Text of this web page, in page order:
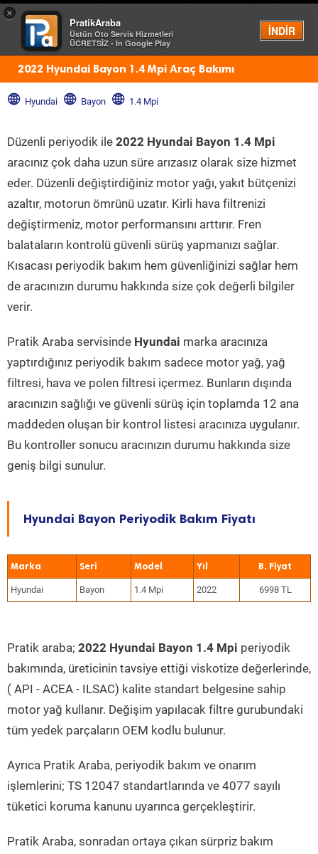
×
PratikAraba
Üstün Oto Servis Hizmetleri
ÜCRETSİZ - In Google Play
İNDİR
Menü
2022 Hyundai Bayon 1.4 Mpi Araç Bakımı
Hyundai Bayon 1.4 Mpi
Düzenli periyodik ile 2022 Hyundai Bayon 1.4 Mpi
aracınız çok daha uzun süre arızasız olarak size hizmet
eder. Düzenli değiştirdiğiniz motor yağı, yakıt bütçenizi
azaltır, motorun ömrünü uzatır. Kirli hava filtrenizi
değiştirmeniz, motor performansını arttırır. Fren
balataların kontrolü güvenli sürüş yapmanızı sağlar.
Kısacası periyodik bakım hem güvenliğinizi sağlar hem
de aracınızın durumu hakkında size çok değerli bilgiler
verir.
Pratik Araba servisinde Hyundai marka aracınıza
yaptırdığınız periyodik bakım sadece motor yağ, yağ
filtresi, hava ve polen filtresi içermez. Bunların dışında
aracınızın sağlığı ve güvenli sürüş için toplamda 12 ana
maddeden oluşan bir kontrol listesi aracınıza uygulanır.
Bu kontroller sonucu aracınızın durumu hakkında size
geniş bilgi sunulur.
Hyundai Bayon Periyodik Bakım Fiyatı
Marka Seri Model Yıl
Hyundai Bayon 1.4 Mpi 2022 6998 TL
Pratik araba; 2022 Hyundai Bayon 1.4 Mpi periyodik
bakımında, üreticinin tavsiye ettiği viskotize değerlerinde,
( API - ACEA - ILSAC) kalite standart belgesine sahip
motor yağ kullanır. Değişim yapılacak filtre gurubundaki
tüm yedek parçaların OEM kodlu bulunur.
Ayrıca Pratik Araba, periyodik bakım ve onarım
işlemlerini; TS 12047 standartlarında ve 4077 sayılı
tüketici koruma kanunu uyarınca gerçekleştirir.
Pratik Araba, sonradan ortaya çıkan sürpriz bakım